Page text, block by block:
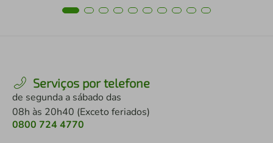
Serviços por telefone
de segunda a sábado das
08h às 20h40 (Exceto feriados)
0800 724 4770